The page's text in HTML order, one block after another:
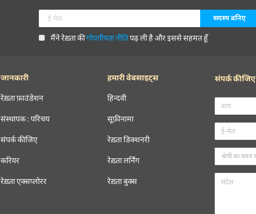
मैंने रेख़्ता कीगोपनीयता नीतिपढ़ ली है और इससे सहमत हूँ
जानकारी
रेख़्ता फ़ाउंडेशन
संस्थापक : परिचय
संपर्क कीजिए
करियर
रेख़्ता एक्सप्लोरर
हमारी वेबसाइट्स
हिन्दवी
सूफ़ीनामा
रेख़्ता डिक्शनरी
रेख़्ता लर्निंग
रेख़्ता बुक्स
संपर्क कीजिए